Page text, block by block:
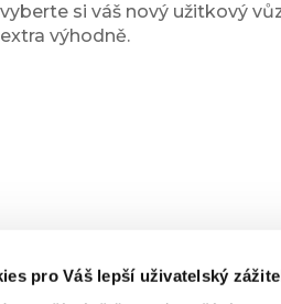
pro Váš lepší uživatelský
vyberte si váš nový užitkový
extra výhodně.